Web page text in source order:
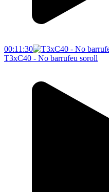
00:11:30
T3xC40 - No barrufeu soroll